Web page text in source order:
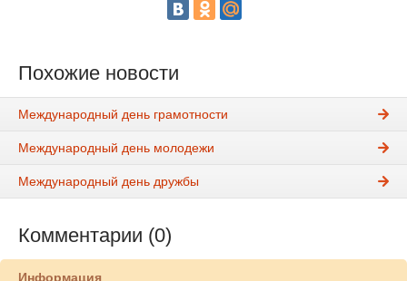
Похожие новости
Международный день грамотности
Международный день молодежи
Международный день дружбы
Комментарии (0)
Информация